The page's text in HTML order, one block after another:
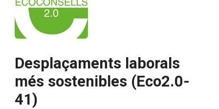
Desplaçaments laborals
més sostenibles (Eco2.0-
41)